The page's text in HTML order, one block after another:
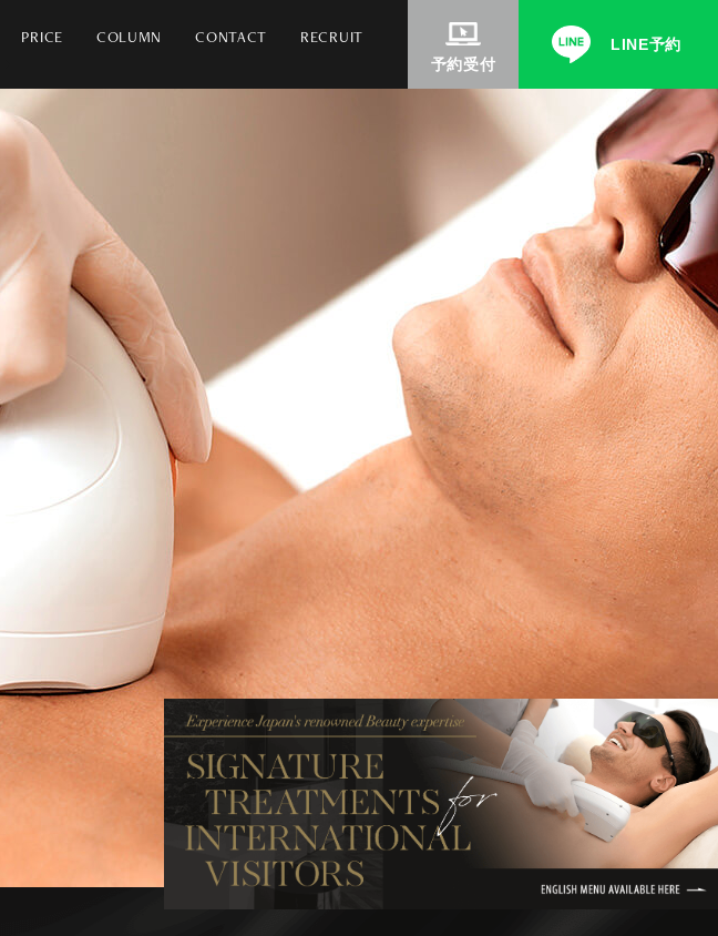
PRICE COLUMN CONTACT RECRUIT
予約受付
LINE予約